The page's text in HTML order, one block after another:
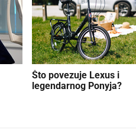
Što povezuje Lexus i
legendarnog Ponyja?